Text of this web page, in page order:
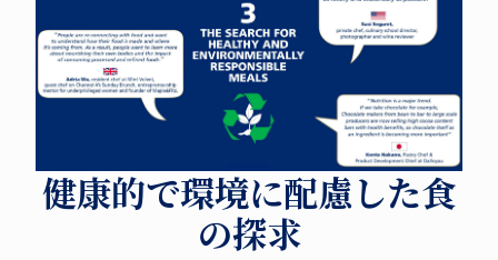
健康的で環境に配慮した食
の探求